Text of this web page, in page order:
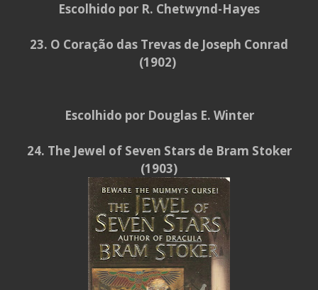
Escolhido por R. Chetwynd-Hayes
23. O Coração das Trevas de Joseph Conrad
(1902)
Escolhido por Douglas E. Winter
24. The Jewel of Seven Stars de Bram Stoker
(1903)